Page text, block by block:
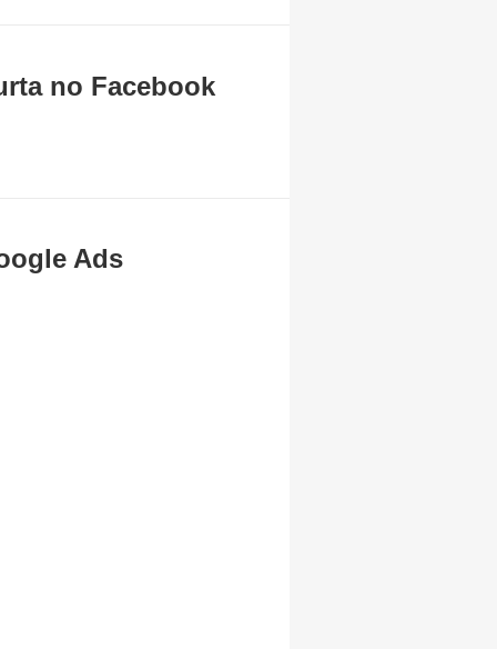
no Facebook
Ads